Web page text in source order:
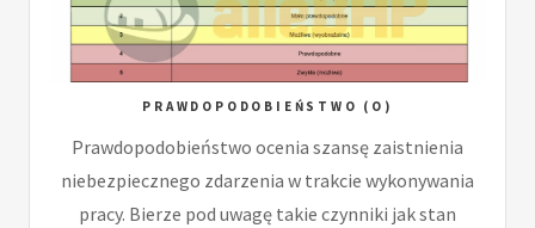
PRAWDOPODOBIEŃSTWO (O)
Prawdopodobieństwo ocenia szansę zaistnienia
niebezpiecznego zdarzenia w trakcie wykonywania
pracy. Bierze pod uwagę takie czynniki jak stan